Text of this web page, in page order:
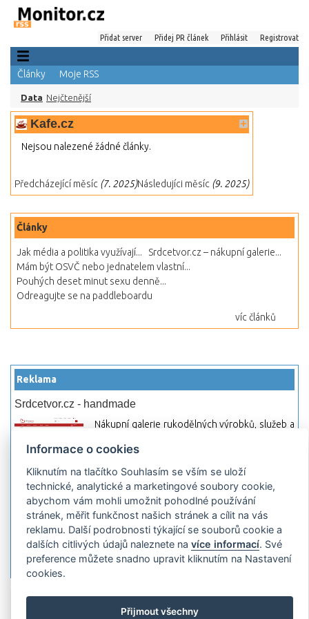
Přidat server Přidej PR článek Přihlásit Registrovat
Články Moje RSS
Data Nejčtenější
Kafe.cz
Nejsou nalezené žádné články.
Předcházející měsíc (7. 2025)Následujíci měsíc (9. 2025)
Články
Jak média a politika využívají...
Srdcetvor.cz – nákupní galerie...
Mám být OSVČ nebo jednatelem vlastní...
Pouhých deset minut sexu denně...
Odreagujte se na paddleboardu
víc článků
Reklama
Srdcetvor.cz - handmade
Nákupní galerie rukodělných výrobků, služeb a
začít prodávat nebo jen nakupovat.
Hledej-hosting.cz - webhosting, VPS
hosting
Přehled webhostingových, multihosting a VPS
hosting programů s možností jejich
pokročilého vyhledávání a porovnávání.
Najděte si jednoduše vhodný hosting.
Reklama Podmínky používání
Informace o cookies
Kliknutím na tlačítko Souhlasím se vším se uloží
technické, analytické a marketingové soubory cookie,
abychom vám mohli umožnit pohodlné používání
stránek, měřit funkčnost našich stránek a cílit na vás
reklamu. Další podrobnosti týkající se souborů cookie a
dalších citlivých údajů naleznete navíce informací. Své
preference můžete snadno upravit kliknutím na Nastavení
cookies.
Přijmout všechny